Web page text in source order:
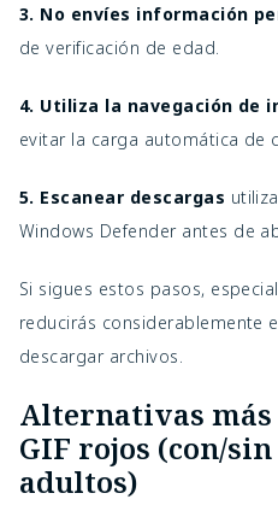
3. No envíes información
de verificación de edad.
4. Utiliza la navegación de
evitar la carga automática de
5. Escanear descargas
Windows Defender antes de
Si sigues estos pasos,
reducirás considerablemente
descargar archivos.
Alternativas más
GIF rojos (con/
adultos)